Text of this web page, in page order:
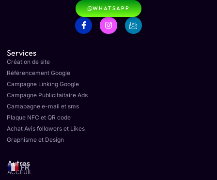
WHATSAPP
Services
Création de site
Référencement Google
Campagne Linking Google
Campagne Publicitaitaire Ads
Camapagne e-mail et sms
Plaque NFC et QR code
Achat Avis followers et Likes
Graphisme et Design
Autres
ACCEUIL
FR